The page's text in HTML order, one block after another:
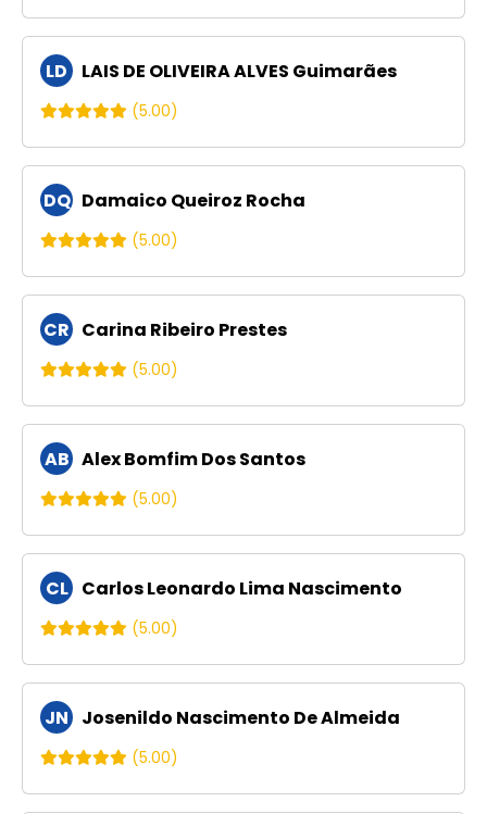
LD LAIS DE OLIVEIRA ALVES Guimarães
(5.00)
DQ Damaico Queiroz Rocha
(5.00)
CR Carina Ribeiro Prestes
(5.00)
AB Alex Bomfim Dos Santos
(5.00)
CL Carlos Leonardo Lima Nascimento
(5.00)
JN Josenildo Nascimento De Almeida
(5.00)